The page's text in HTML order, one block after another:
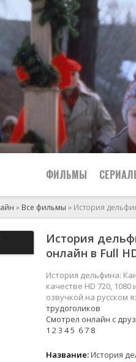
ФИЛЬМЫ
2024
2023
2022
2021
СССР
» Все фильмы » История
История
онлайн в Full
История дельфина:
качестве HD 720,
озвучкой на русском
трудоголиков
Смотрел онлайн с
1 23 45 67 8
Название:История